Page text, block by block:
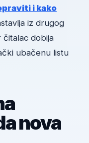
i kako
iz drugog
čitalac dobija
ubačenu listu
nova